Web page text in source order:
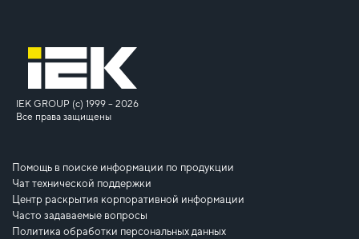
IEK GROUP (c) 1999 – 2026
Все права защищены
Помощь в поиске информации по продукции
Чат технической поддержки
Центр раскрытия корпоративной информации
Часто задаваемые вопросы
Политика обработки персональных данных